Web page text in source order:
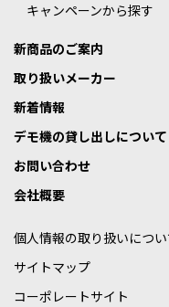
キャンペーンから探す
新商品のご案内
取り扱いメーカー
新着情報
デモ機の貸し出しについて
お問い合わせ
会社概要
個人情報の取り扱いについ
サイトマップ
コーポレートサイト